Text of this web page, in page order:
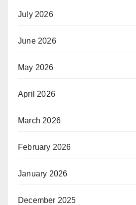
July 2026
June 2026
May 2026
April 2026
March 2026
February 2026
January 2026
December 2025